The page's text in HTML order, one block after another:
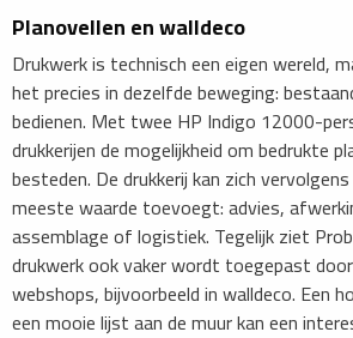
Planovellen en walldeco
Drukwerk is technisch een eigen wereld,
het precies in dezelfde beweging:
bedienen. Met twee HP Indigo 12000-
drukkerijen de mogelijkheid om bedrukte
besteden. De drukkerij kan zich
meeste waarde toevoegt: advies,
assemblage of logistiek. Tegelijk ziet
drukwerk ook vaker wordt toegepast
webshops, bijvoorbeeld in walldeco. Een
een mooie lijst aan de muur kan een